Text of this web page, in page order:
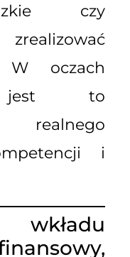
czy
W oczach
jest to
i